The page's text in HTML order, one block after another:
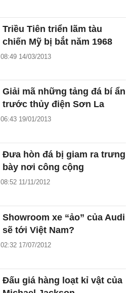
Triều Tiên triển lãm tàu
chiến Mỹ bị bắt năm 1968
08:49 14/03/2013
Giải mã những tảng đá bí ẩn
trước thủy điện Sơn La
06:43 19/01/2013
Đưa hòn đá bị giam ra trưng
bày nơi công cộng
08:52 11/11/2012
Showroom xe “ảo” của Audi
sẽ tới Việt Nam?
02:32 17/07/2012
Đấu giá hàng loạt kỉ vật của